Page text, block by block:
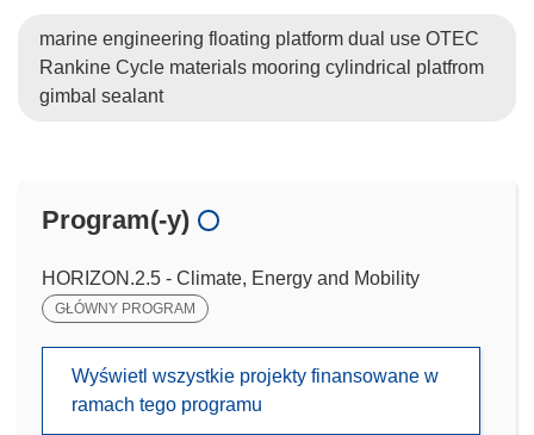
marine engineering floating platform dual use OTEC
Rankine Cycle materials mooring cylindrical platfrom
gimbal sealant
Program(-y)
HORIZON.2.5 - Climate, Energy and Mobility
GŁÓWNY PROGRAM
Wyświetl wszystkie projekty finansowane w
ramach tego programu